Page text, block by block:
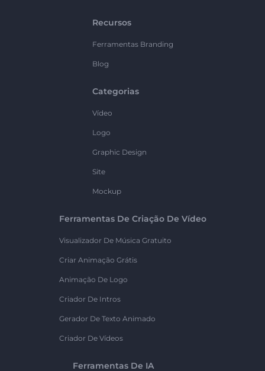
Recursos
Ferramentas Branding
Blog
Categorias
Vídeo
Logo
Graphic Design
Site
Mockup
Ferramentas De Criação De Vídeo
Visualizador De Música Gratuito
Criar Animação Grátis
Animação De Logo
Criador De Intros
Gerador De Texto Animado
Criador De Vídeos
Ferramentas De IA